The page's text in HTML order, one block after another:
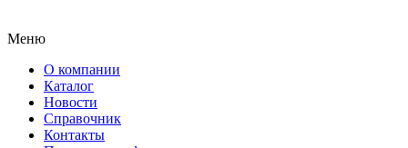
Меню
О компании
Каталог
Новости
Cправочник
Контакты